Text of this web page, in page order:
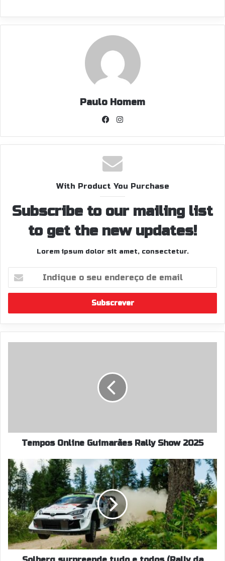
Paulo Homem
Facebook
With Product You Purchase
Subscribe to our mailing list
to get the new updates!
Lorem ipsum dolor sit amet, consectetur.
seu
de
email
Tempos Online Guimarães Rally Show 2025
Solberg
surpreende
tudo
e
todos
(Rally
da
Estónia
–